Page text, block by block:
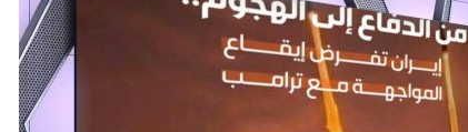
وتحقيق أمن وحرية الملاحة البحرية
التي نفذت إبادة جماعية بحق الفلسطينيين